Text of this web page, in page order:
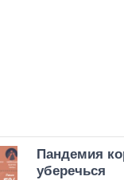
Пандемия
уберечься